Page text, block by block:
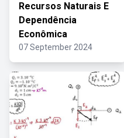
Recursos Naturais E
Dependência
Econômica
07 September 2024